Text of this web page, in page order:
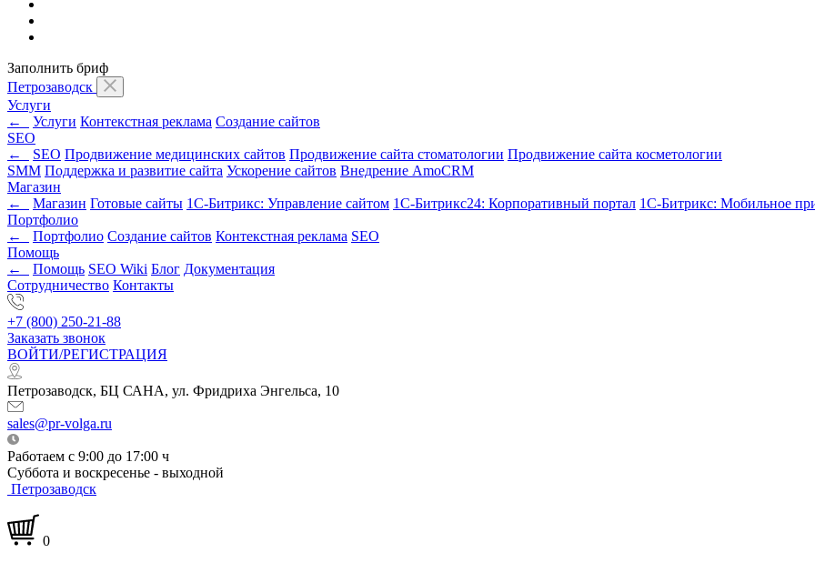
Заполнить бриф
Петрозаводск
Услуги
←
Услуги Контекстная реклама Создание сайтов
SEO
←
SEO Продвижение медицинских сайтов Продвижение сайта стоматологии Продвижение сайта косметологии
SMM Поддержка и развитие сайта Ускорение сайтов Внедрение AmoCRM
Магазин
←
Магазин Готовые сайты 1С-Битрикс: Управление сайтом 1С-Битрикс24: Корпоративный портал 1С-Битрикс: Мобильное
Портфолио
←
Портфолио Создание сайтов Контекстная реклама SEO
Помощь
←
Помощь SEO Wiki Блог Документация
Сотрудничество Контакты
+7 (800) 250-21-88
Заказать звонок
ВОЙТИ/РЕГИСТРАЦИЯ
Петрозаводск, БЦ САНА, ул. Фридриха Энгельса, 10
sales@pr-volga.ru
Работаем с 9:00 до 17:00 ч
Суббота и воскресенье - выходной
Петрозаводск
0